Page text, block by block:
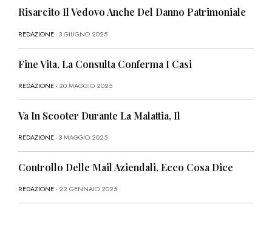
Risarcito Il Vedovo Anche Del Danno Patrimoniale
REDAZIONE- 3 GIUGNO 2025
Fine Vita, La Consulta Conferma I Casi
REDAZIONE- 20 MAGGIO 2025
Va In Scooter Durante La Malattia, Il
REDAZIONE- 3 MAGGIO 2025
Controllo Delle Mail Aziendali, Ecco Cosa Dice
REDAZIONE- 22 GENNAIO 2025